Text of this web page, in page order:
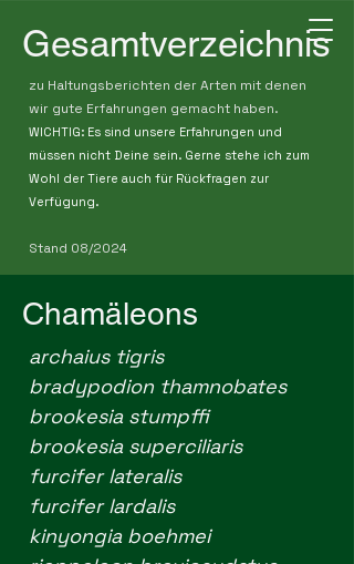
Kontaktiere uns
Gesamtverzeichnis
zu Haltungsberichten der Arten mit denen
wir gute Erfahrungen gemacht haben.
WICHTIG: Es sind unsere Erfahrungen und
müssen nicht Deine sein. Gerne stehe ich zum
Wohl der Tiere auch für Rückfragen zur
Verfügung.
Stand 08/2024
Chamäleons
archaius tigris
bradypodion thamnobates
brookesia stumpffi
brookesia superciliaris
furcifer lateralis
furcifer lardalis
kinyongia boehmei